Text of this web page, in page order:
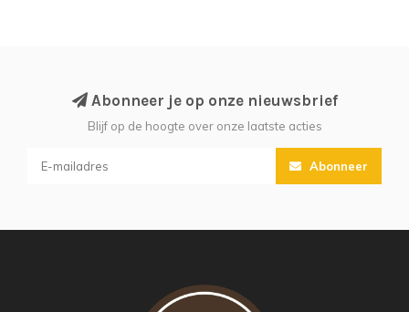
Abonneer je op onze nieuwsbrief
Blijf op de hoogte over onze laatste acties
Abonneer